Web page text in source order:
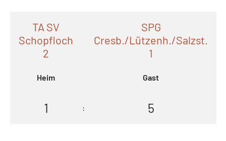
TA SV
Schopfloch
2
Heim
SPG
Cresb./Lützenh./Salzst.
1
Gast
1 : 5